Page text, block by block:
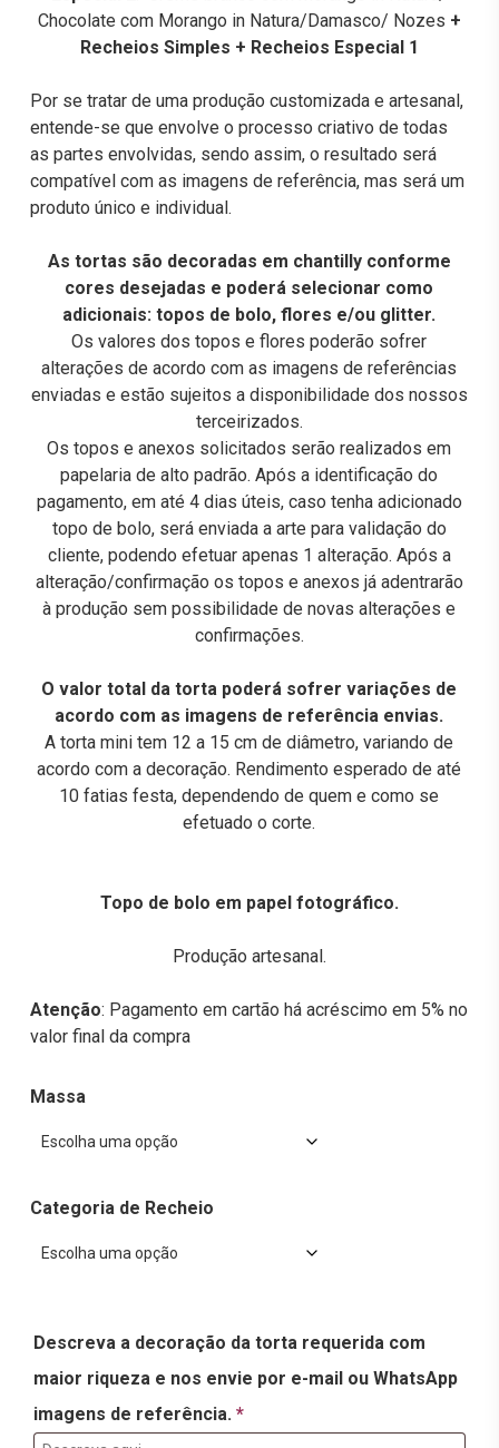
Chocolate com Morango in Natura/Damasco/ Nozes +
Recheios Simples + Recheios Especial 1
Por se tratar de uma produção customizada e artesanal,
entende-se que envolve o processo criativo de todas
as partes envolvidas, sendo assim, o resultado será
compatível com as imagens de referência, mas será um
produto único e individual.
As tortas são decoradas em chantilly conforme
cores desejadas e poderá selecionar como
adicionais: topos de bolo, flores e/ou glitter.
Os valores dos topos e flores poderão sofrer
alterações de acordo com as imagens de referências
enviadas e estão sujeitos a disponibilidade dos nossos
terceirizados.
Os topos e anexos solicitados serão realizados em
papelaria de alto padrão. Após a identificação do
pagamento, em até 4 dias úteis, caso tenha adicionado
topo de bolo, será enviada a arte para validação do
cliente, podendo efetuar apenas 1 alteração. Após a
alteração/confirmação os topos e anexos já adentrarão
à produção sem possibilidade de novas alterações e
confirmações.
O valor total da torta poderá sofrer variações de
acordo com as imagens de referência envias.
A torta mini tem 12 a 15 cm de diâmetro, variando de
acordo com a decoração. Rendimento esperado de até
10 fatias festa, dependendo de quem e como se
efetuado o corte.
Topo de bolo em papel fotográfico.
Produção artesanal.
Atenção: Pagamento em cartão há acréscimo em 5% no
valor final da compra
Massa
Categoria de Recheio
Descreva a decoração da torta requerida com
maior riqueza e nos envie por e-mail ou WhatsApp
imagens de referência. *